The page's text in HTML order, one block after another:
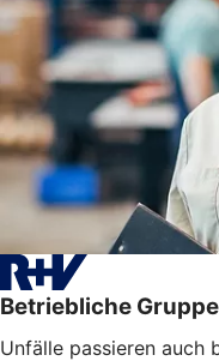
Betriebliche
Unfälle passieren